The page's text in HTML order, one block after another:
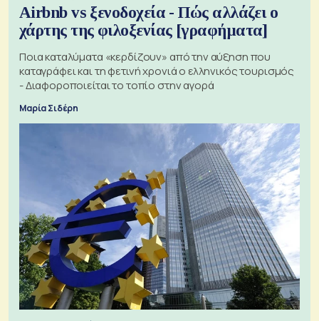
Airbnb vs ξενοδοχεία - Πώς αλλάζει ο
χάρτης της φιλοξενίας [γραφήματα]
Ποια καταλύματα «κερδίζουν» από την αύξηση που
καταγράφει και τη φετινή χρονιά ο ελληνικός τουρισμός
- Διαφοροποιείται το τοπίο στην αγορά
Μαρία Σιδέρη